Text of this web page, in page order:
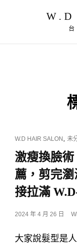
CAT
LINKS
W.D HAIR SALON , 未
激瘦換臉術
薦，剪完
接拉滿
POSTED
2024 年 4 月 26 日
大家說髮型是